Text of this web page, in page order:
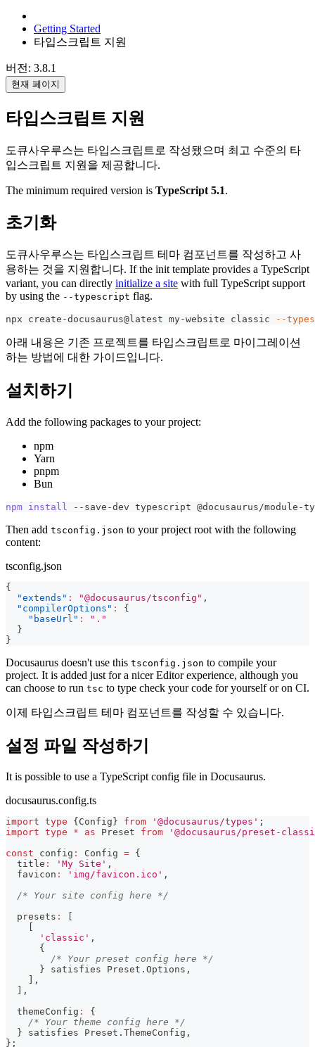
Getting Started
타입스크립트 지원
버전: 3.8.1
현재 페이지
타입스크립트 지원
도큐사우루스는 타입스크립트로 작성됐으며 최고 수준의 타
입스크립트 지원을 제공합니다.
The minimum required version is TypeScript 5.1.
초기화
도큐사우루스는 타입스크립트 테마 컴포넌트를 작성하고 사
용하는 것을 지원합니다. If the init template provides a TypeScript
variant, you can directly initialize a site with full TypeScript support
by using the --typescript flag.
npx create-docusaurus@latest my-website classic --
아래 내용은 기존 프로젝트를 타입스크립트로 마이그레이션
하는 방법에 대한 가이드입니다.
설치하기
Add the following packages to your project:
npm
Yarn
pnpm
Bun
npm install --save-dev typescript @docusaurus/module-
Then add tsconfig.json to your project root with the following
content:
tsconfig.json
{
"extends" : "@docusaurus/tsconfig" ,
"compilerOptions" :
{
"baseUrl" :
"."
}
}
Docusaurus doesn't use this tsconfig.json to compile your
project. It is added just for a nicer Editor experience, although you
can choose to run tsc to type check your code for yourself or on CI.
이제 타입스크립트 테마 컴포넌트를 작성할 수 있습니다.
설정 파일 작성하기
It is possible to use a TypeScript config file in Docusaurus.
docusaurus.config.ts
import type { Config } from '@docusaurus/types' ;
import type * as Preset from
'@docusaurus/preset-
const config : Config = {
  title
: 'My Site' ,
  favicon
: 'img/favicon.ico' ,
/* Your site config here */
  presets
:
'classic' ,
{
/* Your preset config here */
} satisfies Preset . Options ,
,
,
  themeConfig
:
{
/* Your theme config here */
} satisfies Preset . ThemeConfig ,
} ;